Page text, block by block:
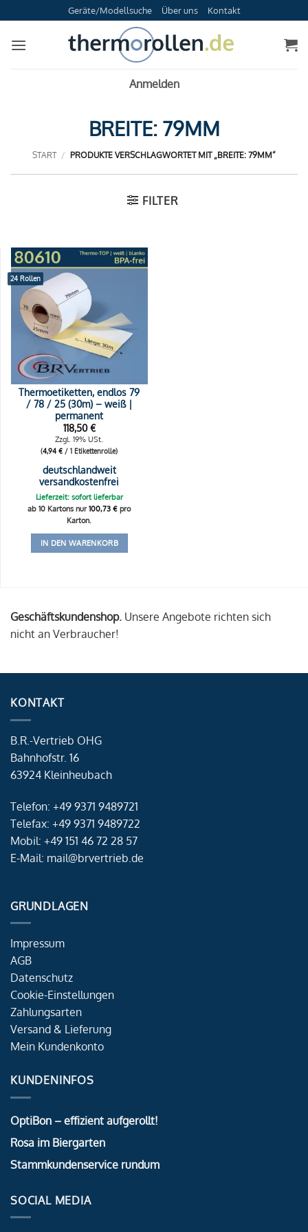
Inhalt
springen
Geräte/Modellsuche Über uns Kontakt
Anmelden
BREITE: 79MM
START / PRODUKTE VERSCHLAGWORTET MIT „BREITE: 79MM“
FILTER
24 Rollen
Thermoetiketten, endlos 79
/ 78 / 25 (30m) – weiß |
permanent
118,50€
Zzgl. 19% USt.
(4,94€ / 1 Etikettenrolle)
deutschlandweit
versandkostenfrei
Lieferzeit: sofort lieferbar
ab 10 Kartons nur100,73€ pro
Karton.
IN DEN WARENKORB
Geschäftskundenshop. Unsere Angebote richten sich
nicht an Verbraucher!
KONTAKT
B.R.-Vertrieb OHG
Bahnhofstr. 16
63924 Kleinheubach
Telefon: +49 9371 9489721
Telefax: +49 9371 9489722
Mobil: +49 151 46 72 28 57
E-Mail: mail@brvertrieb.de
GRUNDLAGEN
Impressum
AGB
Datenschutz
Cookie-Einstellungen
Zahlungsarten
Versand & Lieferung
Mein Kundenkonto
KUNDENINFOS
OptiBon – effizient aufgerollt!
Rosa im Biergarten
Stammkundenservice rundum
SOCIAL MEDIA